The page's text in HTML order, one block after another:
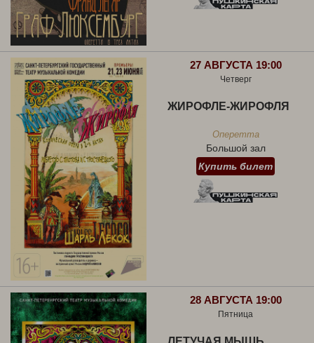
27 АВГУСТА 19:00
Четверг
ЖИРОФЛЕ-ЖИРОФЛЯ
Оперетта
Большой зал
Купить билет
28 АВГУСТА 19:00
Пятница